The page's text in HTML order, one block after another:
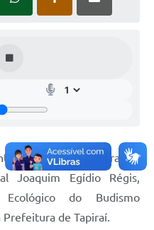
nesta terça-feira (5),
Joaquim Egídio Régis,
do Budismo
de Tapiraí.